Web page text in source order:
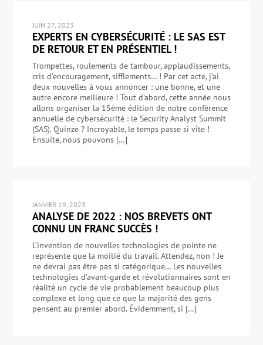
JUIN 27, 2023
EXPERTS EN CYBERSÉCURITÉ : LE SAS EST
DE RETOUR ET EN PRÉSENTIEL !
Trompettes, roulements de tambour, applaudissements,
cris d’encouragement, sifflements… ! Par cet acte, j’ai
deux nouvelles à vous annoncer : une bonne, et une
autre encore meilleure ! Tout d’abord, cette année nous
allons organiser la 15ème édition de notre conférence
annuelle de cybersécurité : le Security Analyst Summit
(SAS). Quinze ? Incroyable, le temps passe si vite !
Ensuite, nous pouvons […]
JANVIER 19, 2023
ANALYSE DE 2022 : NOS BREVETS ONT
CONNU UN FRANC SUCCÈS !
L’invention de nouvelles technologies de pointe ne
représente que la moitié du travail. Attendez, non ! Je
ne devrai pas être pas si catégorique… Les nouvelles
technologies d’avant-garde et révolutionnaires sont en
réalité un cycle de vie probablement beaucoup plus
complexe et long que ce que la majorité des gens
pensent au premier abord. Évidemment, si […]